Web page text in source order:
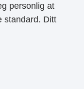
personlig at
standard. Ditt